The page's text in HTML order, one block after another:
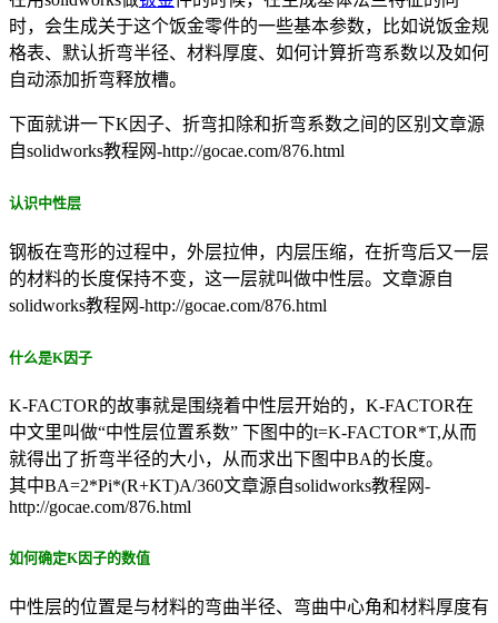
时，会生成关于这个饭金零件的一些基本参数，比如说饭金规
格表、默认折弯半径、材料厚度、如何计算折弯系数以及如何
自动添加折弯释放槽。
下面就讲一下K因子、折弯扣除和折弯系数之间的区别 文章源
自solidworks教程网-http://gocae.com/876.html
认识中性层
钢板在弯形的过程中，外层拉伸，内层压缩，在折弯后又一层
的材料的长度保持不变，这一层就叫做中性层。 文章源自
solidworks教程网-http://gocae.com/876.html
什么是K因子
K-FACTOR的故事就是围绕着中性层开始的，K-FACTOR在
中文里叫做“中性层位置系数” 下图中的t=K-FACTOR*T,从而
就得出了折弯半径的大小，从而求出下图中BA的长度。
其中BA=2*Pi*(R+KT)A/360文章源自solidworks教程网-
http://gocae.com/876.html
如何确定K因子的数值
中性层的位置是与材料的弯曲半径、弯曲中心角和材料厚度有